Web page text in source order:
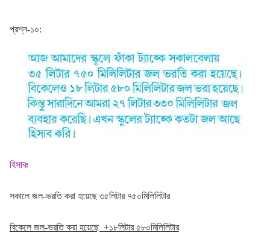
প্রশ্ন-১০:
হিসাবঃ
সকালে জল-ভরতি করা হয়েছে ৩৫লিটার ৭৫০মিলিলিটার
বিকেলে জল-ভরতি করা হয়েছে +১৮লিটার ৫৮০মিলিলিটার